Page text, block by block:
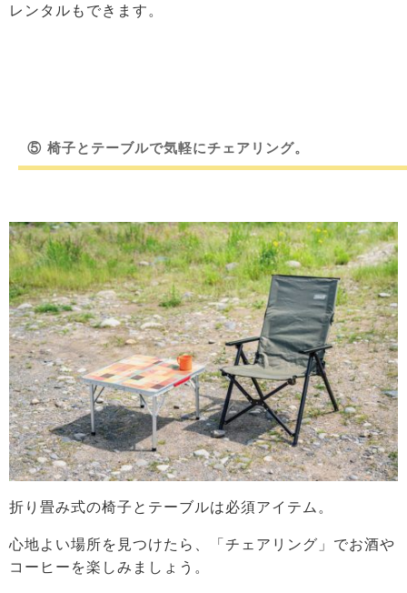
レンタルもできます。
⑤ 椅子とテーブルで気軽にチェアリング。
折り畳み式の椅子とテーブルは必須アイテム。
心地よい場所を見つけたら、「チェアリング」でお酒や
コーヒーを楽しみましょう。